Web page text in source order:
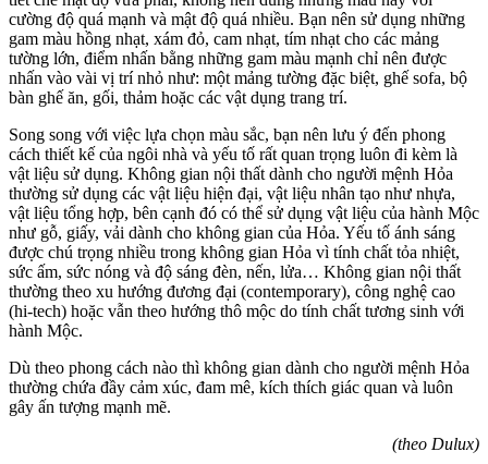
cường độ quá mạnh và mật độ quá nhiều. Bạn nên sử dụng những
gam màu hồng nhạt, xám đỏ, cam nhạt, tím nhạt cho các mảng
tường lớn, điểm nhấn bằng những gam màu mạnh chỉ nên được
nhấn vào vài vị trí nhỏ như: một mảng tường đặc biệt, ghế sofa, bộ
bàn ghế ăn, gối, thảm hoặc các vật dụng trang trí.
Song song với việc lựa chọn màu sắc, bạn nên lưu ý đến phong
cách thiết kế của ngôi nhà và yếu tố rất quan trọng luôn đi kèm là
vật liệu sử dụng. Không gian nội thất dành cho người mệnh Hỏa
thường sử dụng các vật liệu hiện đại, vật liệu nhân tạo như nhựa,
vật liệu tổng hợp, bên cạnh đó có thể sử dụng vật liệu của hành Mộc
như gỗ, giấy, vải dành cho không gian của Hỏa. Yếu tố ánh sáng
được chú trọng nhiều trong không gian Hỏa vì tính chất tỏa nhiệt,
sức ấm, sức nóng và độ sáng đèn, nến, lửa… Không gian nội thất
thường theo xu hướng đương đại (contemporary), công nghệ cao
(hi-tech) hoặc vẫn theo hướng thô mộc do tính chất tương sinh với
hành Mộc.
Dù theo phong cách nào thì không gian dành cho người mệnh Hỏa
thường chứa đầy cảm xúc, đam mê, kích thích giác quan và luôn
gây ấn tượng mạnh mẽ.
(theo Dulux)